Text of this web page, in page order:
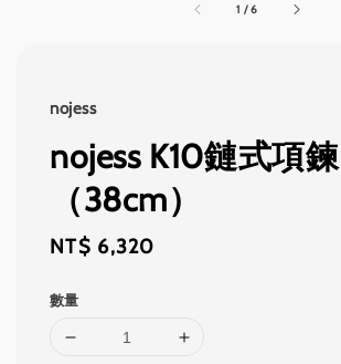
1 /6
nojess
nojess K10鏈式項鍊
（38cm）
Regular
NT$ 6,320
數量